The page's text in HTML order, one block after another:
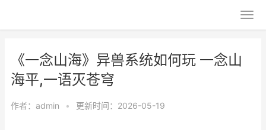
《一念山海》异兽系统如何玩 一念山
海平,一语灭苍穹
作者： admin • 更新时间：2026-05-19